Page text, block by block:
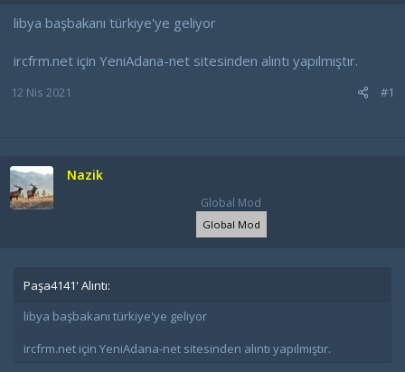
t
a
r
libya başbakanı türkiye'ye geliyor
ircfrm.net için YeniAdana-net sitesinden alıntı yapılmıştır.
#1
12 Nis 2021
Nazik
Global Mod
Global Mod
Paşa4141' Alıntı:
libya başbakanı türkiye'ye geliyor
ircfrm.net için YeniAdana-net sitesinden alıntı yapılmıştır.